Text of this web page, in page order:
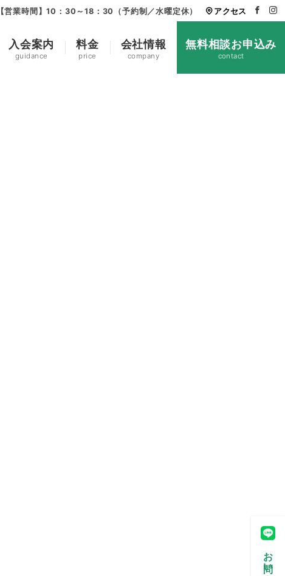
【営業時間】10：30～18：30（予約制／水曜定休） アクセス
入会案内
guidance
料金
price
会社情報
company
無料相談お申込み
contact